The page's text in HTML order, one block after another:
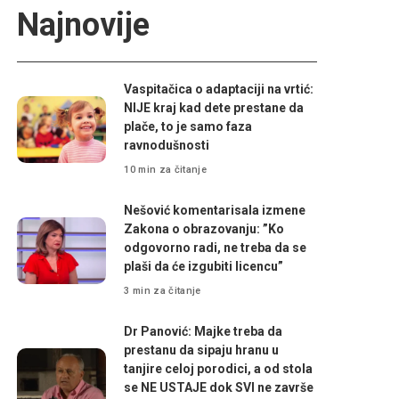
Najnovije
Vaspitačica o adaptaciji na vrtić:
NIJE kraj kad dete prestane da
plače, to je samo faza
ravnodušnosti
10 min za čitanje
Nešović komentarisala izmene
Zakona o obrazovanju: ”Ko
odgovorno radi, ne treba da se
plaši da će izgubiti licencu”
3 min za čitanje
Dr Panović: Majke treba da
prestanu da sipaju hranu u
tanjire celoj porodici, a od stola
se NE USTAJE dok SVI ne završe